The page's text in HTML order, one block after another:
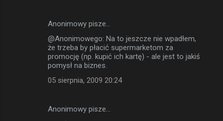
Anonimowy pisze…
@Anonimowego: Na to jeszcze nie wpadłem,
że trzeba by płacić supermarketom za
promocję (np. kupić ich kartę) - ale jest to jakiś
pomysł na biznes.
05 sierpnia, 2009 20:24
Anonimowy pisze…